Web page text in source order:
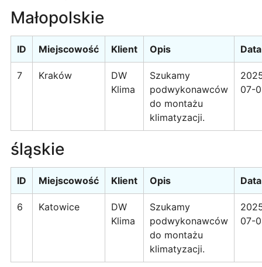
Małopolskie
ID Miejscowość Klient Opis Data
7 Kraków
DW
Klima
Szukamy
podwykonawców
do montażu
klimatyzacji.
07-
śląskie
ID Miejscowość Klient Opis Data
6 Katowice
DW
Klima
Szukamy
podwykonawców
do montażu
klimatyzacji.
07-